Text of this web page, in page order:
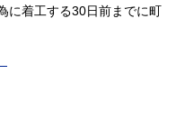
に着工する30日前までに町